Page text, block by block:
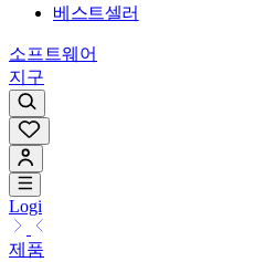
베스트셀러
소프트웨어
지구
Logi
제품